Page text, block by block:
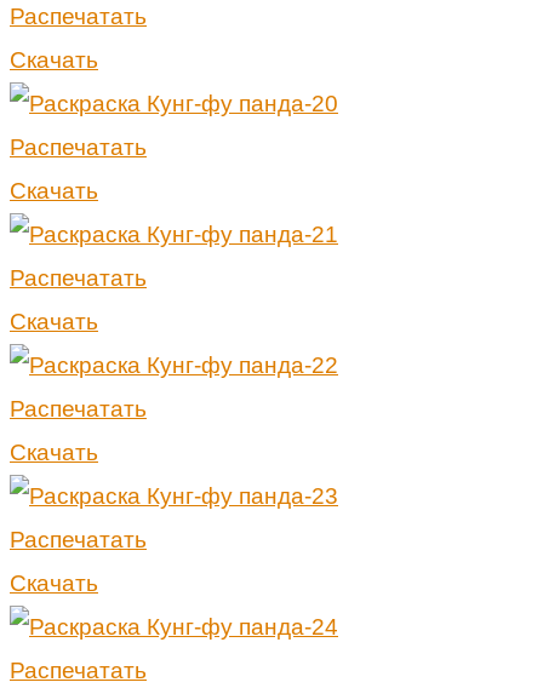
Распечатать
Скачать
Распечатать
Скачать
Распечатать
Скачать
Распечатать
Скачать
Распечатать
Скачать
Распечатать